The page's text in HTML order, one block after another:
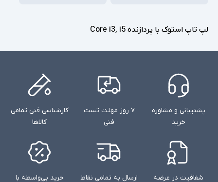
لپ تاپ استوک با پردازنده Core i3, i5
پشتیبانی و مشاوره
خرید
۷ روز مهلت تست
فنی
کارشناسی فنی تمامی
کالاها
شفافیت در عرضه
ارسال به تمامی نقاط
خرید بی‌واسطه با